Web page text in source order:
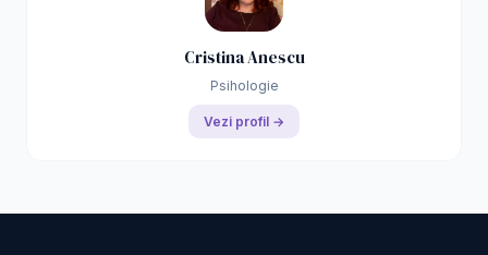
Cristina Anescu
Psihologie
Vezi profil →